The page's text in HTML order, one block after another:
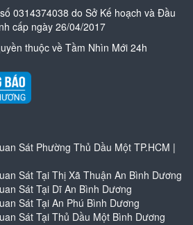
0314374038 do Sở Kế hoạch và Đầu
cấp ngày 26/04/2017
thuộc về Tầm Nhìn Mới 24h
Sát Phường Thủ Dầu Một TP.HCM |
Sát Tại Thị Xã Thuận An Bình Dương
Sát Tại Dĩ An Bình Dương
Sát Tại An Phú Bình Dương
Sát Tại Thủ Dầu Một Bình Dương